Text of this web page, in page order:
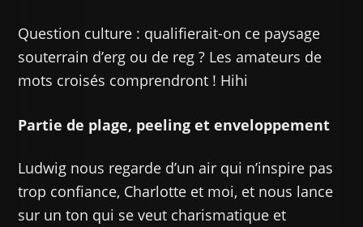
Question culture : qualifierait-on ce paysage
souterrain d’erg ou de reg ? Les amateurs de
mots croisés comprendront ! Hihi
Partie de plage, peeling et enveloppement
Ludwig nous regarde d’un air qui n’inspire pas
trop confiance, Charlotte et moi, et nous lance
sur un ton qui se veut charismatique et